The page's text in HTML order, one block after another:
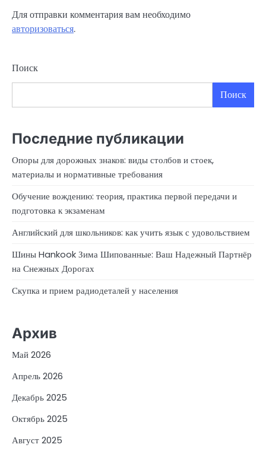
Для отправки комментария вам необходимо
авторизоваться.
Поиск
Поиск
Последние публикации
Опоры для дорожных знаков: виды столбов и стоек,
материалы и нормативные требования
Обучение вождению: теория, практика первой передачи и
подготовка к экзаменам
Английский для школьников: как учить язык с удовольствием
Шины Hankook Зима Шипованные: Ваш Надежный Партнёр
на Снежных Дорогах
Скупка и прием радиодеталей у населения
Архив
Май 2026
Апрель 2026
Декабрь 2025
Октябрь 2025
Август 2025